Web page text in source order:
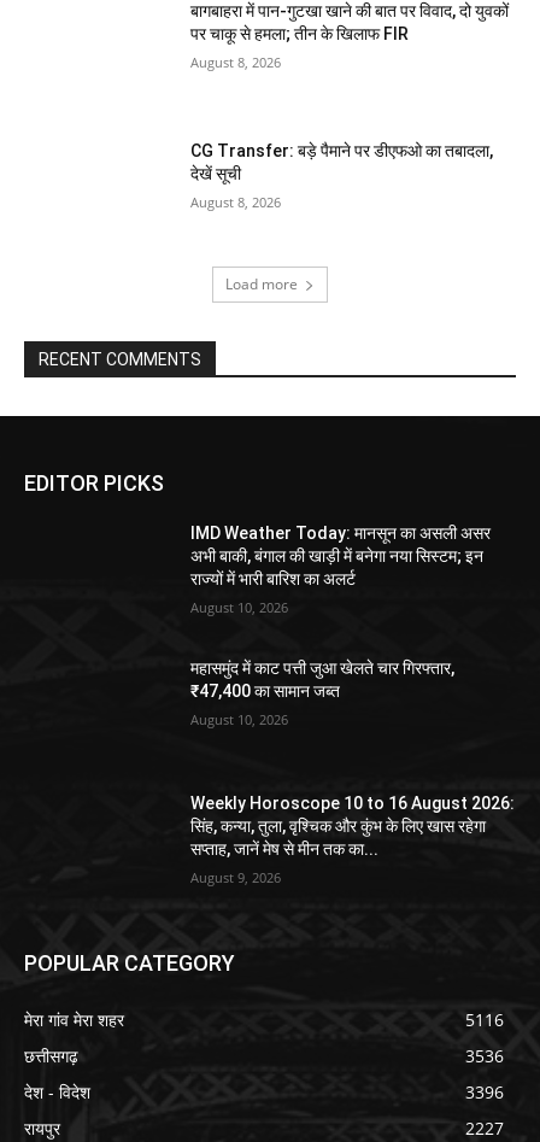
बागबाहरा में पान-गुटखा खाने की बात पर विवाद, दो युवकों
पर चाकू से हमला; तीन के खिलाफ FIR
August 8, 2026
CG Transfer: बड़े पैमाने पर डीएफओ का तबादला,
देखें सूची
August 8, 2026
Load more
RECENT COMMENTS
EDITOR PICKS
IMD Weather Today: मानसून का असली असर
अभी बाकी, बंगाल की खाड़ी में बनेगा नया सिस्टम; इन
राज्यों में भारी बारिश का अलर्ट
August 10, 2026
महासमुंद में काट पत्ती जुआ खेलते चार गिरफ्तार,
₹47,400 का सामान जब्त
August 10, 2026
Weekly Horoscope 10 to 16 August 2026:
सिंह, कन्या, तुला, वृश्चिक और कुंभ के लिए खास रहेगा
सप्ताह, जानें मेष से मीन तक का...
August 9, 2026
POPULAR CATEGORY
मेरा गांव मेरा शहर
5116
छत्तीसगढ़
3536
देश - विदेश
3396
रायपुर
2227